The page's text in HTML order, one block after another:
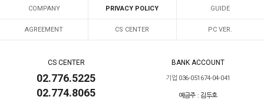
COMPANY PRIVACY POLICY GUIDE
AGREEMENT CS CENTER PC VER.
CS CENTER
02.776.5225
02.774.8065
BANK ACCOUNT
기업 036-051674-04-041
예금주 : 김두호